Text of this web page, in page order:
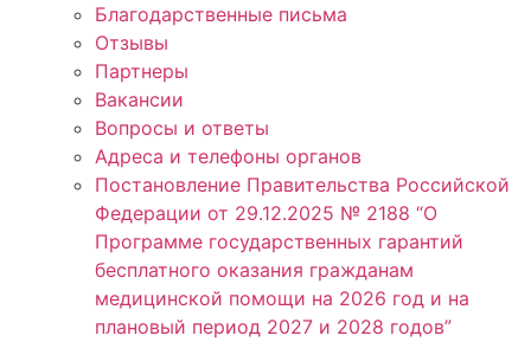
Благодарственные письма
Отзывы
Партнеры
Вакансии
Вопросы и ответы
Адреса и телефоны органов
Постановление Правительства Российской
Федерации от 29.12.2025 № 2188 “О
Программе государственных гарантий
бесплатного оказания гражданам
медицинской помощи на 2026 год и на
плановый период 2027 и 2028 годов”